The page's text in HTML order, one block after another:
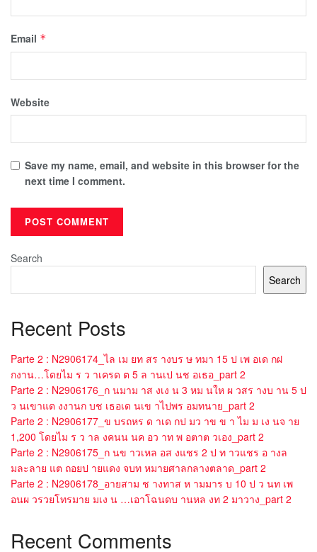
Email *
Website
Save my name, email, and website in this browser for the
next time I comment.
Search
Search
Recent Posts
Parte 2 : N2906174_ไล เม ยท สร างบร ษ ทมา 15 ป เพ อเด กฝ
กงาน…โดยไม ร ว าเครด ต 5 ล านเป นช อเธอ_part 2
Parte 2 : N2906176_ก นมาม าส งเง น 3 หม นให ผ วสร างบ าน 5 ป
ว นเขาแต งงานก บช เธอเด นเข าไปพร อมทนาย_part 2
Parte 2 : N2906177_ข บรถหร ด าเด กป มว าข ข า ไม ม เง นจ าย
1,200 โดยไม ร ว าล งคนน นค อว าท พ อตาต วเอง_part 2
Parte 2 : N2906175_ก นข าวเหล อส งแชร 2 ป ท าวแชร อ างล
มละลาย แต ถอยป ายแดง จบท หมายศาลกลางตลาด_part 2
Parte 2 : N2906178_อายสาม ช างทาส ห ามมาร บ 10 ป ว นท เพ
อนผ วรวยโทรมาย มเง น …เอาโฉนดบ านหล งท 2 มาวาง_part 2
Recent Comments